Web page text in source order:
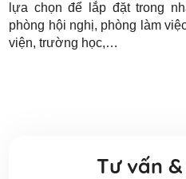
lựa chọn để lắp đặt trong
phòng hội nghị, phòng làm
viện, trường học,…
Tư vấn